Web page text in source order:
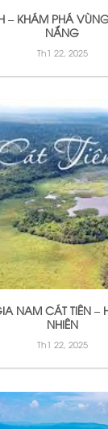
– KHÁM PHÁ
NẮNG
Th1 22, 2025
NAM CÁT TIÊN –
NHIÊN
Th1 22, 2025